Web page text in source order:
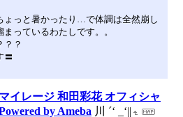
ょっと暑かったり…で体調は全然崩し
っているわたしです。。
？？
〓
イレージ 和田彩花 オフィシャ
by Ameba 川 ´‘ _‘||